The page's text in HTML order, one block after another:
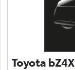
Toyota bZ4X